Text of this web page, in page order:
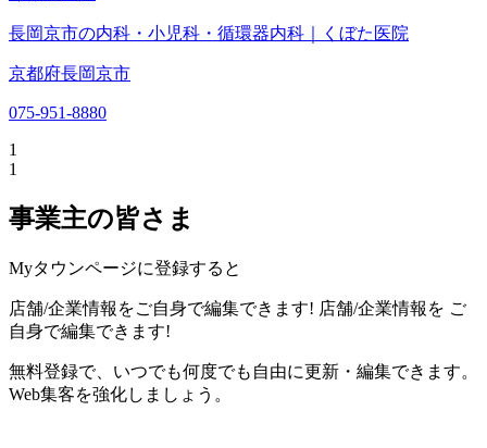
長岡京市の内科・小児科・循環器内科｜くぼた医院
京都府長岡京市
075-951-8880
1
1
事業主の皆さま
Myタウンページに登録すると
店舗/企業情報をご自身で編集できます! 店舗/企業情報を ご
自身で編集できます!
無料登録で、いつでも何度でも自由に更新・編集できます。
Web集客を強化しましょう。